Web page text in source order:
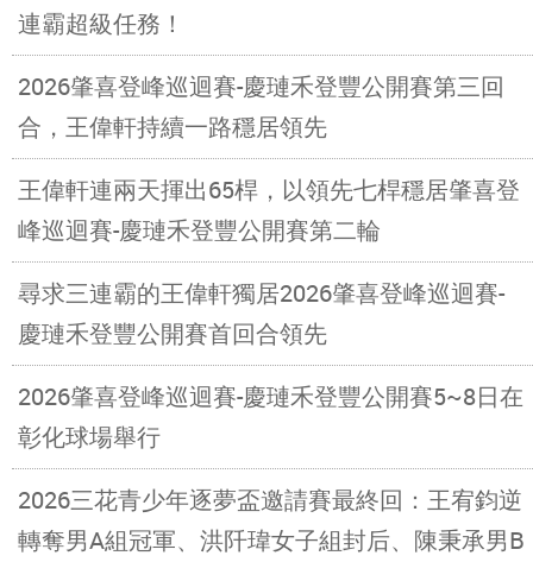
連霸超級任務！
2026肇喜登峰巡迴賽-慶璉禾登豐公開賽第三回
合，王偉軒持續一路穩居領先
王偉軒連兩天揮出65桿，以領先七桿穩居肇喜登
峰巡迴賽-慶璉禾登豐公開賽第二輪
尋求三連霸的王偉軒獨居2026肇喜登峰巡迴賽-
慶璉禾登豐公開賽首回合領先
2026肇喜登峰巡迴賽-慶璉禾登豐公開賽5~8日在
彰化球場舉行
2026三花青少年逐夢盃邀請賽最終回：王宥鈞逆
轉奪男A組冠軍、洪阡瑋女子組封后、陳秉承男B